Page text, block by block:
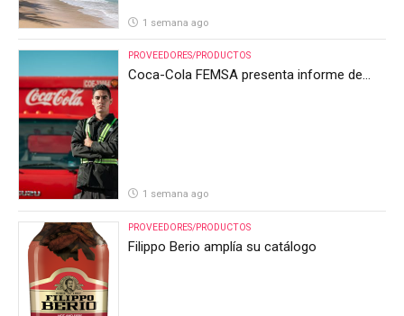
1 semana ago
PROVEEDORES/PRODUCTOS
Coca-Cola FEMSA presenta informe de
1 semana ago
PROVEEDORES/PRODUCTOS
Filippo Berio amplía su catálogo